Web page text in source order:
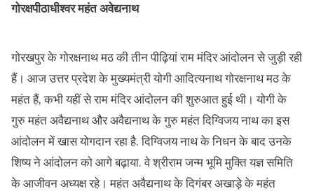
गोरक्षपीठाधीश्वर महंत अवेद्यनाथ
गोरखपुर के गोरक्षनाथ मठ की तीन पीढ़ियां राम मंदिर आंदोलन से जुड़ी रही
हैं। आज उत्तर प्रदेश के मुख्यमंत्री योगी आदित्यनाथ गोरक्षनाथ मठ के
महंत हैं, कभी यहीं से राम मंदिर आंदोलन की शुरुआत हुई थी। योगी के
गुरु महंत अवैद्यनाथ और अवैद्यनाथ के गुरु महंत दिग्विजय नाथ का इस
आंदोलन में खास योगदान रहा है. दिग्विजय नाथ के निधन के बाद उनके
शिष्य ने आंदोलन को आगे बढ़ाया. वे श्रीराम जन्‍म भूमि मुक्‍ति यज्ञ समिति
के आजीवन अध्‍यक्ष रहे। महंत अवैद्यनाथ के दिगंबर अखाड़े के महंत